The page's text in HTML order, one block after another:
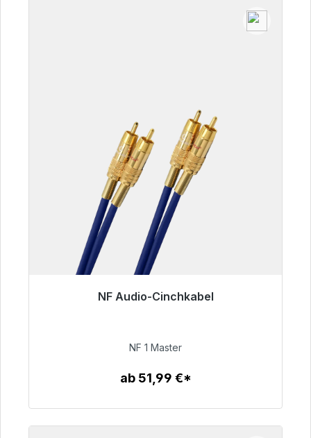
NF Audio-Cinchkabel
99,00 €
NF 1 Master
ab 51,99 €*